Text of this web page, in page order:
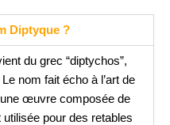
Diptyque ?
du grec “diptychos”,
nom fait écho à l’art de
une œuvre composée de
pour des retables